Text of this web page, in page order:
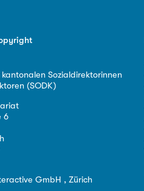
Sozialdirektorinnen
(SODK)
6
GmbH , Zürich